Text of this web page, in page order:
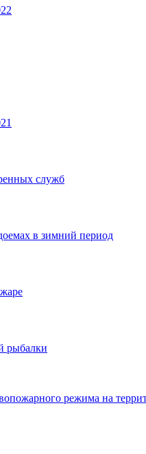
служб
в зимний период
рыбалки
режима на